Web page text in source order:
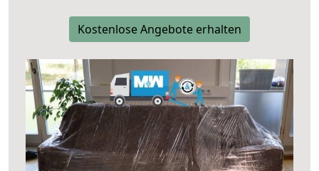
Kostenlose Angebote erhalten